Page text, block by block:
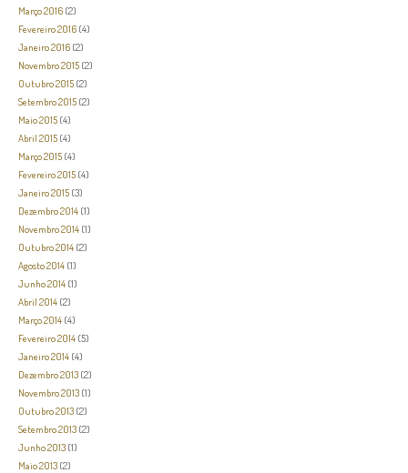
Março 2016 (2)
Fevereiro 2016 (4)
Janeiro 2016 (2)
Novembro 2015 (2)
Outubro 2015 (2)
Setembro 2015 (2)
Maio 2015 (4)
Abril 2015 (4)
Março 2015 (4)
Fevereiro 2015 (4)
Janeiro 2015 (3)
Dezembro 2014 (1)
Novembro 2014 (1)
Outubro 2014 (2)
Agosto 2014 (1)
Junho 2014 (1)
Abril 2014 (2)
Março 2014 (4)
Fevereiro 2014 (5)
Janeiro 2014 (4)
Dezembro 2013 (2)
Novembro 2013 (1)
Outubro 2013 (2)
Setembro 2013 (2)
Junho 2013 (1)
Maio 2013 (2)